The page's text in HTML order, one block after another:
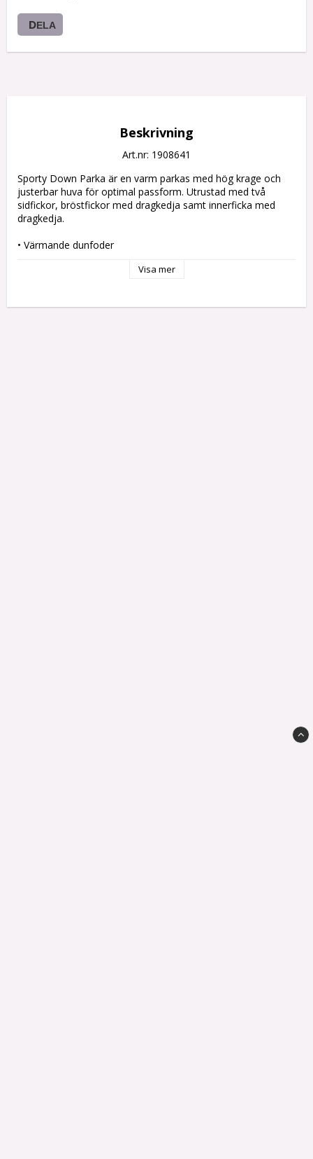
DELA
Beskrivning
Art.nr: 1908641
Sporty Down Parka är en varm parkas med hög krage och
justerbar huva för optimal passform. Utrustad med två
sidfickor, bröstfickor med dragkedja samt innerficka med
dragkedja.
• Värmande dunfoder
• Innerficka med dragkedja
Visa mer